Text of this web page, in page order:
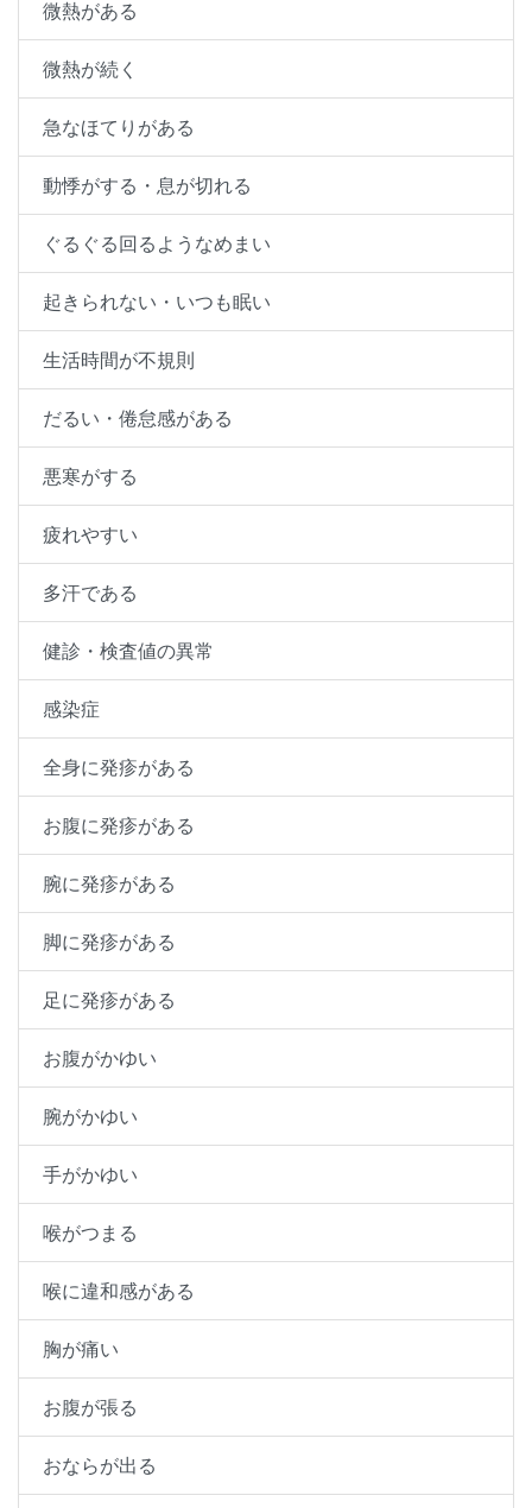
微熱がある
微熱が続く
急なほてりがある
動悸がする・息が切れる
ぐるぐる回るようなめまい
起きられない・いつも眠い
生活時間が不規則
だるい・倦怠感がある
悪寒がする
疲れやすい
多汗である
健診・検査値の異常
感染症
全身に発疹がある
お腹に発疹がある
腕に発疹がある
脚に発疹がある
足に発疹がある
お腹がかゆい
腕がかゆい
手がかゆい
喉がつまる
喉に違和感がある
胸が痛い
お腹が張る
おならが出る